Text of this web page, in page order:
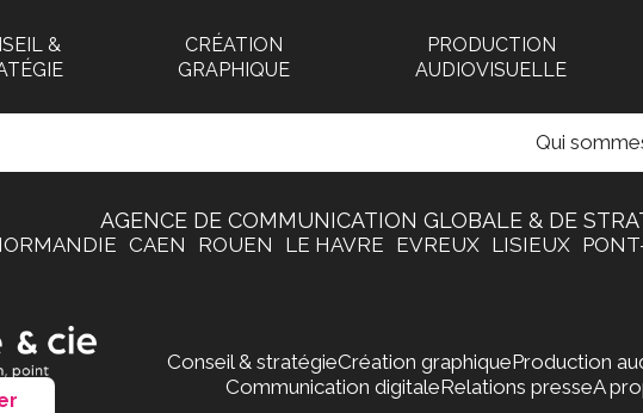
&
CRÉATION
GRAPHIQUE
PRODUCTION
AUDIOVISUELLE
Qui
AGENCE DE COMMUNICATION GLOBALE & DE
CAEN ROUEN LE HAVRE EVREUX LISIEUX
Conseil & stratégieCréation graphiqueProduction
Communication digitaleRelations presseA